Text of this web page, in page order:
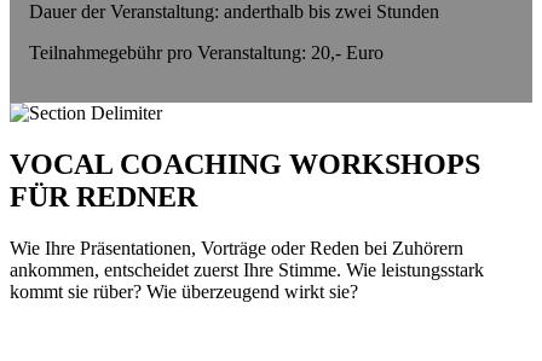
Dauer der Veranstaltung: anderthalb bis zwei Stunden
Teilnahmegebühr pro Veranstaltung: 20,- Euro
VOCAL COACHING WORKSHOPS
FÜR REDNER
Wie Ihre Präsentationen, Vorträge oder Reden bei Zuhörern
ankommen, entscheidet zuerst Ihre Stimme. Wie leistungsstark
kommt sie rüber? Wie überzeugend wirkt sie?